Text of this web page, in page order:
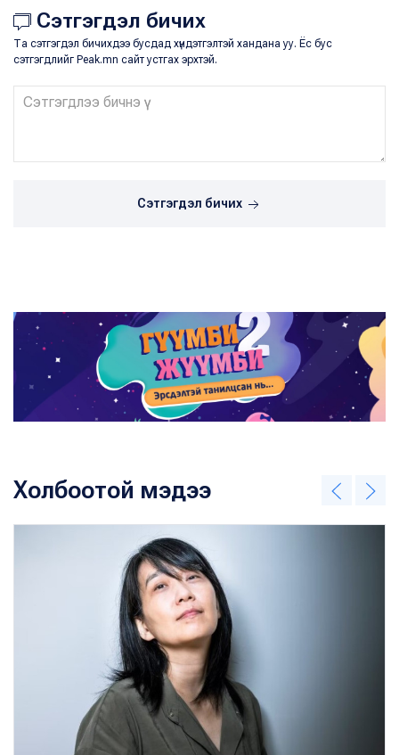
Сэтгэгдэл бичих
Та сэтгэгдэл бичихдээ бусдад хүндэтгэлтэй хандана уу. Ёс бус
сэтгэгдлийг Peak.mn сайт устгах эрхтэй.
Сэтгэгдэл бичих
Холбоотой мэдээ